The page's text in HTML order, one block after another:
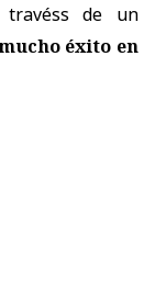
travéss de un
éxito en